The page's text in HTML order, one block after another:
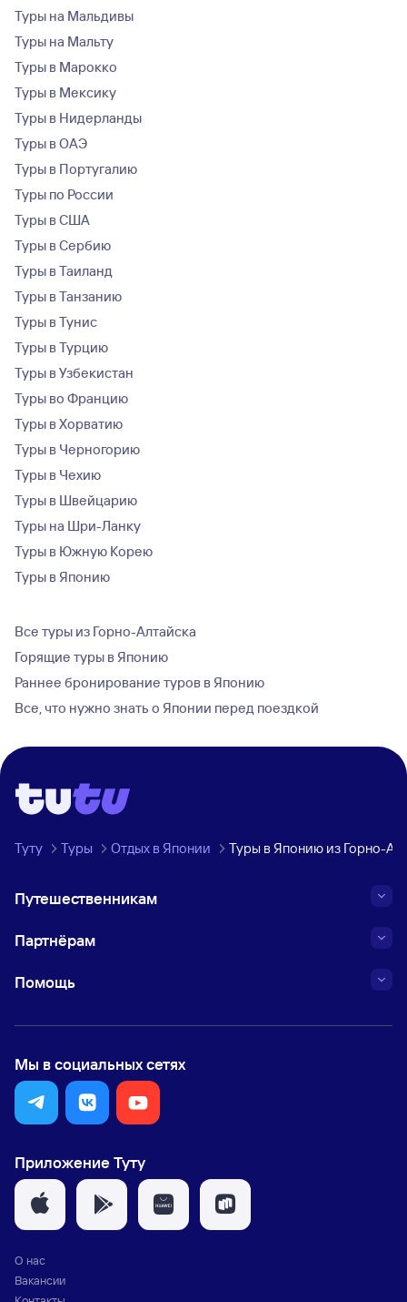
Туры на Мальдивы
Туры на Мальту
Туры в Марокко
Туры в Мексику
Туры в Нидерланды
Туры в ОАЭ
Туры в Португалию
Туры по России
Туры в США
Туры в Сербию
Туры в Таиланд
Туры в Танзанию
Туры в Тунис
Туры в Турцию
Туры в Узбекистан
Туры во Францию
Туры в Хорватию
Туры в Черногорию
Туры в Чехию
Туры в Швейцарию
Туры на Шри-Ланку
Туры в Южную Корею
Туры в Японию
Все туры из Горно-Алтайска
Горящие туры в Японию
Раннее бронирование туров в Японию
Все, что нужно знать о Японии перед поездкой
Туту Туры Отдых в Японии Туры в Японию из Горно-
Путешественникам
Партнёрам
Помощь
Мы в социальных сетях
Приложение Туту
О нас
Вакансии